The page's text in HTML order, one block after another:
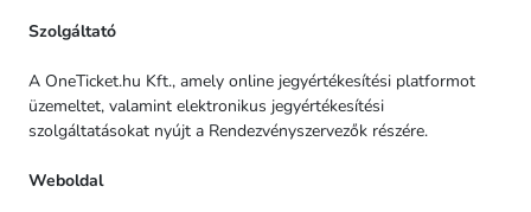
Szolgáltató
A OneTicket.hu Kft., amely online jegyértékesítési platformot
üzemeltet, valamint elektronikus jegyértékesítési
szolgáltatásokat nyújt a Rendezvényszervezők részére.
Weboldal